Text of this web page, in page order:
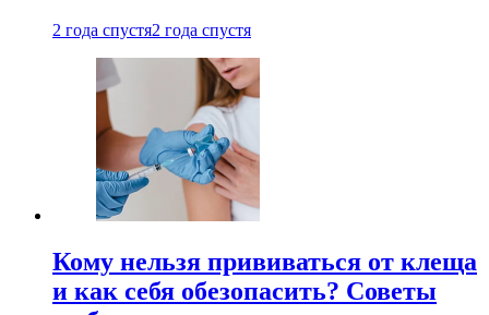
2 года спустя2 года спустя
Кому нельзя прививаться от клеща
и как себя обезопасить? Советы